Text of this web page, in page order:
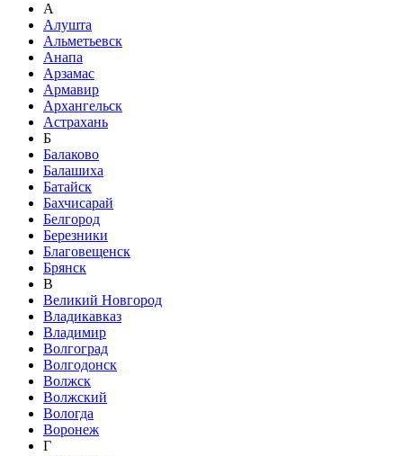
А
Алушта
Альметьевск
Анапа
Арзамас
Армавир
Архангельск
Астрахань
Б
Балаково
Балашиха
Батайск
Бахчисарай
Белгород
Березники
Благовещенск
Брянск
В
Великий Новгород
Владикавказ
Владимир
Волгоград
Волгодонск
Волжск
Волжский
Вологда
Воронеж
Г